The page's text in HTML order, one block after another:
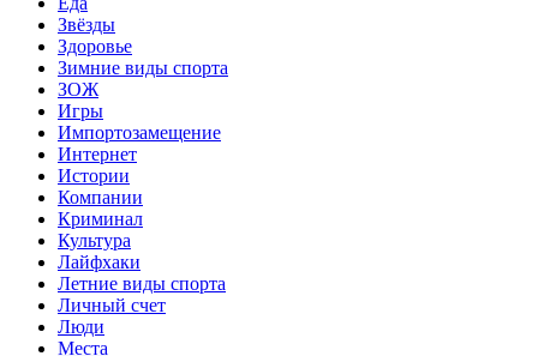
Звёзды
Здоровье
Зимние виды спорта
ЗОЖ
Игры
Импортозамещение
Интернет
Истории
Компании
Криминал
Культура
Лайфхаки
Летние виды спорта
Личный счет
Люди
Места